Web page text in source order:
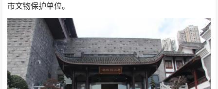
市文物保护单位。